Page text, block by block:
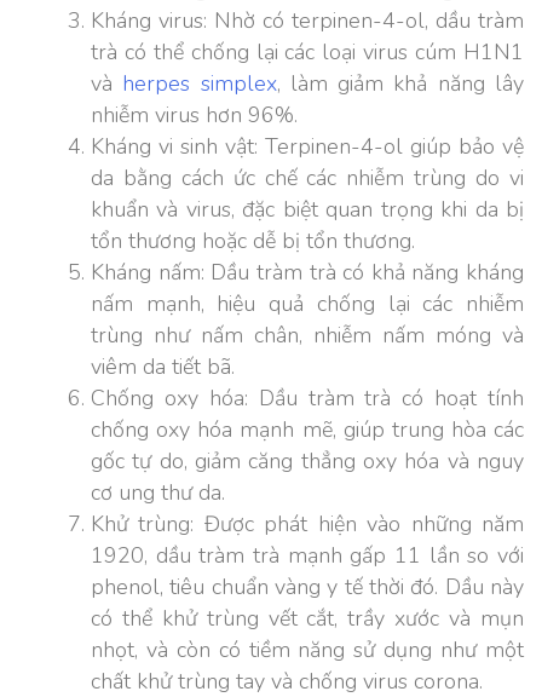
Kháng virus: Nhờ có terpinen-4-ol, dầu tràm
trà có thể chống lại các loại virus cúm H1N1
và herpes simplex, làm giảm khả năng lây
nhiễm virus hơn 96%.
Kháng vi sinh vật: Terpinen-4-ol giúp bảo vệ
da bằng cách ức chế các nhiễm trùng do vi
khuẩn và virus, đặc biệt quan trọng khi da bị
tổn thương hoặc dễ bị tổn thương.
Kháng nấm: Dầu tràm trà có khả năng kháng
nấm mạnh, hiệu quả chống lại các nhiễm
trùng như nấm chân, nhiễm nấm móng và
viêm da tiết bã.
Chống oxy hóa: Dầu tràm trà có hoạt tính
chống oxy hóa mạnh mẽ, giúp trung hòa các
gốc tự do, giảm căng thẳng oxy hóa và nguy
cơ ung thư da.
Khử trùng: Được phát hiện vào những năm
1920, dầu tràm trà mạnh gấp 11 lần so với
phenol, tiêu chuẩn vàng y tế thời đó. Dầu này
có thể khử trùng vết cắt, trầy xước và mụn
nhọt, và còn có tiềm năng sử dụng như một
chất khử trùng tay và chống virus corona.